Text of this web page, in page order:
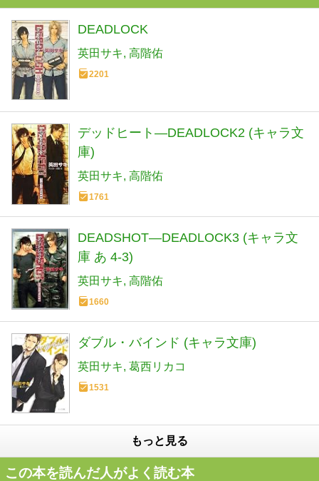
DEADLOCK
英田サキ 高階佑
2201
デッドヒート―DEADLOCK2 (キャラ文
庫)
英田サキ 高階佑
1761
DEADSHOT―DEADLOCK3 (キャラ文
庫 あ 4-3)
英田サキ 高階佑
1660
ダブル・バインド (キャラ文庫)
英田サキ 葛西リカコ
1531
もっと見る
この本を読んだ人がよく読む本